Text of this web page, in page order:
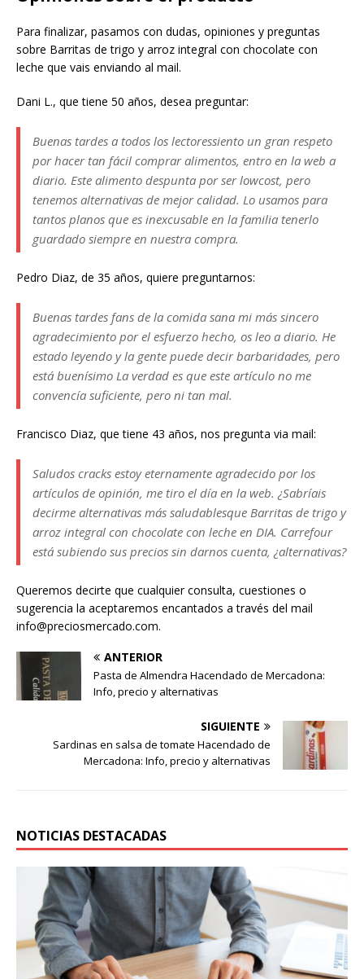
Para finalizar, pasamos con dudas, opiniones y preguntas
sobre Barritas de trigo y arroz integral con chocolate con
leche que vais enviando al mail.
Dani L., que tiene 50 años, desea preguntar:
Buenas tardes a todos los lectoressiento un gran respeto
por hacer tan fácil comprar alimentos, entro en la web a
diario. Este alimento despunta por ser lowcost, pero
tenemos alternativas de mejor calidad. Lo usamos para
tantos planos que es inexcusable en la familia tenerlo
guardado siempre en nuestra compra.
Pedro Diaz, de 35 años, quiere preguntarnos:
Buenas tardes fans de la comida sana mi más sincero
agradecimiento por el esfuerzo hecho, os leo a diario. He
estado leyendo y la gente puede decir barbaridades, pero
está buenísimo La verdad es que este artículo no me
convencía suficiente, pero ni tan mal.
Francisco Diaz, que tiene 43 años, nos pregunta via mail:
Saludos cracks estoy eternamente agradecido por los
artículos de opinión, me tiro el día en la web. ¿Sabríais
decirme alternativas más saludablesque Barritas de trigo y
arroz integral con chocolate con leche en DIA. Carrefour
está subiendo sus precios sin darnos cuenta, ¿alternativas?
Queremos decirte que cualquier consulta, cuestiones o
sugerencia la aceptaremos encantados a través del mail
info@preciosmercado.com.
ANTERIOR
Pasta de Almendra Hacendado de Mercadona:
Info, precio y alternativas
SIGUIENTE
Sardinas en salsa de tomate Hacendado de
Mercadona: Info, precio y alternativas
NOTICIAS DESTACADAS